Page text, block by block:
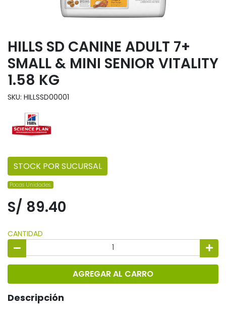
HILLS SD CANINE ADULT 7+
SMALL & MINI SENIOR VITALITY
1.58 KG
SKU: HILLSSD00001
STOCK POR SUCURSAL
Pocas Unidades.
S/ 89.40
CANTIDAD
AGREGAR AL CARRO
Descripción